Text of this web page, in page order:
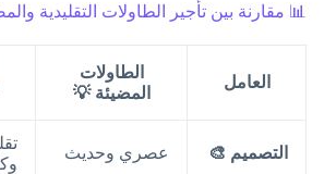
📊 مقارنة بين تأجير الطاولات التقليدية
العامل
الطاولات
المضيئة 💡
التصميم 🎨 عصري وحديث